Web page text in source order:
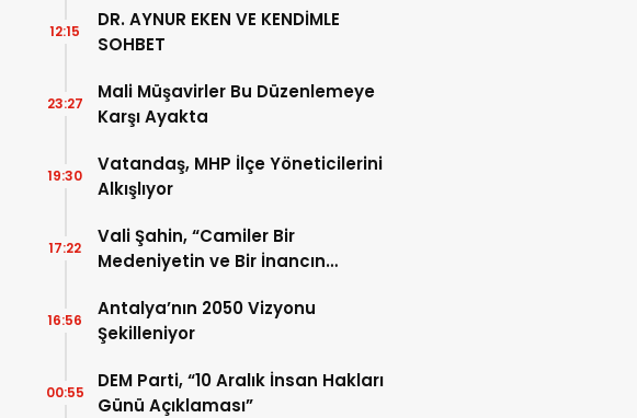
DR. AYNUR EKEN VE KENDİMLE
SOHBET
12:15
Mali Müşavirler Bu Düzenlemeye
Karşı Ayakta
23:27
Vatandaş, MHP İlçe Yöneticilerini
Alkışlıyor
19:30
Vali Şahin, “Camiler Bir
Medeniyetin ve Bir İnancın
17:22
Antalya’nın 2050 Vizyonu
Şekilleniyor
16:56
DEM Parti, “10 Aralık İnsan Hakları
Günü Açıklaması”
00:55